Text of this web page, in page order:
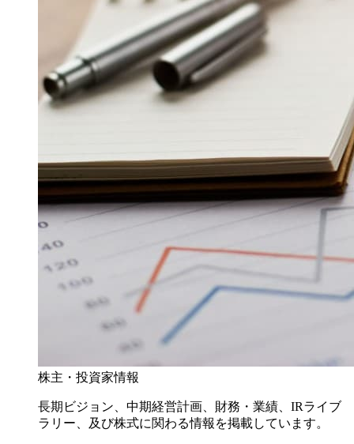
株主・投資家情報
長期ビジョン、中期経営計画、財務・業績、IRライブ
ラリー、及び株式に関わる情報を掲載しています。